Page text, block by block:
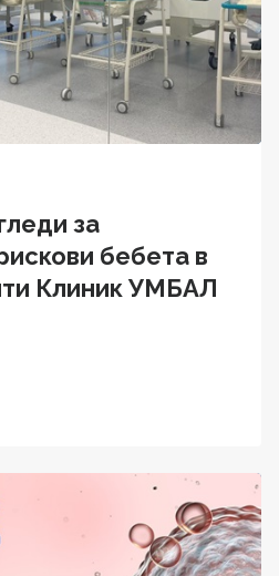
за
бебета в
Клиник УМБАЛ